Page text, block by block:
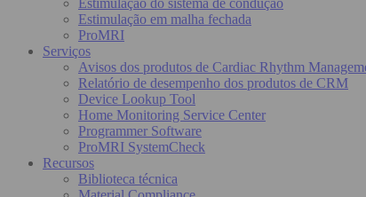
Estimulação em malha fechada
ProMRI
Serviços
Avisos dos produtos de Cardiac Rhythm
Relatório de desempenho dos produtos de CRM
Device Lookup Tool
Home Monitoring Service Center
Programmer Software
ProMRI SystemCheck
Recursos
Biblioteca técnica